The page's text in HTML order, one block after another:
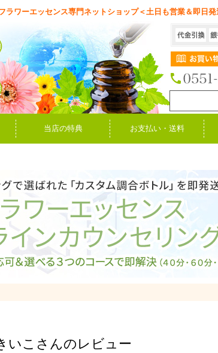
ラワーエッセンス専門ネットショップ＜土日も営業＆即日発
当店の特典 お支払い・送料
いこさんのレビュー